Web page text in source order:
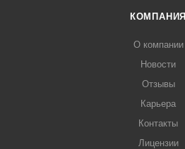
КОМПАНИЯ
О компании
Новости
Отзывы
Карьера
Контакты
Лицензии